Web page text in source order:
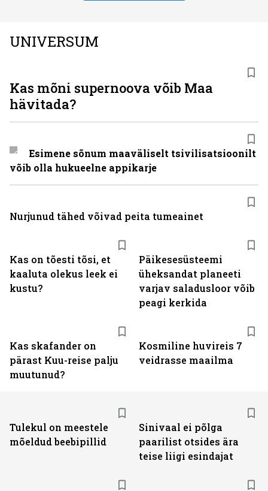
UNIVERSUM
Kas on tõesti tõsi, et
kaaluta olekus leek ei
kustu?
Päikesesüsteemi
üheksandat planeeti
varjav saladusloor võib
peagi kerkida
Kas skafander on
pärast Kuu-reise palju
muutunud?
Kosmiline huvireis 7
veidrasse maailma
Kas mõni supernoova võib Maa
hävitada?
Esimene sõnum maaväliselt tsivilisatsioonilt
võib olla hukueelne appikarje
Nurjunud tähed võivad peita tumeainet
Tulekul on meestele
mõeldud beebipillid
Sinivaal ei põlga
paarilist otsides ära
teise liigi esindajat